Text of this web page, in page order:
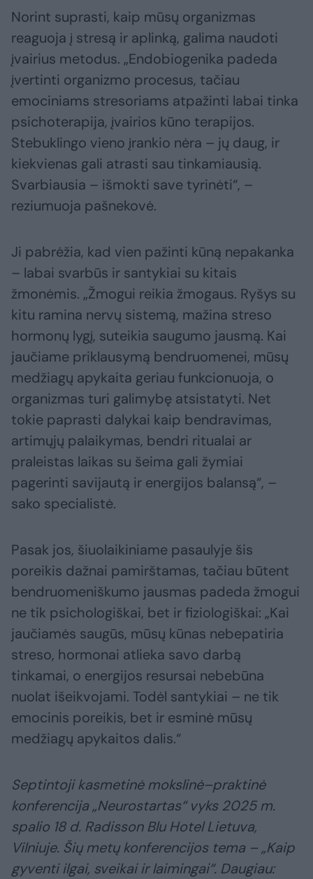
Norint suprasti, kaip mūsų organizmas
reaguoja į stresą ir aplinką, galima naudoti
įvairius metodus. „Endobiogenika padeda
įvertinti organizmo procesus, tačiau
emociniams stresoriams atpažinti labai tinka
psichoterapija, įvairios kūno terapijos.
Stebuklingo vieno įrankio nėra – jų daug, ir
kiekvienas gali atrasti sau tinkamiausią.
Svarbiausia – išmokti save tyrinėti“, –
reziumuoja pašnekovė.
Ji pabrėžia, kad vien pažinti kūną nepakanka
– labai svarbūs ir santykiai su kitais
žmonėmis. „Žmogui reikia žmogaus. Ryšys su
kitu ramina nervų sistemą, mažina streso
hormonų lygį, suteikia saugumo jausmą. Kai
jaučiame priklausymą bendruomenei, mūsų
medžiagų apykaita geriau funkcionuoja, o
organizmas turi galimybę atsistatyti. Net
tokie paprasti dalykai kaip bendravimas,
artimųjų palaikymas, bendri ritualai ar
praleistas laikas su šeima gali žymiai
pagerinti savijautą ir energijos balansą“, –
sako specialistė.
Pasak jos, šiuolaikiniame pasaulyje šis
poreikis dažnai pamirštamas, tačiau būtent
bendruomeniškumo jausmas padeda žmogui
ne tik psichologiškai, bet ir fiziologiškai: „Kai
jaučiamės saugūs, mūsų kūnas nebepatiria
streso, hormonai atlieka savo darbą
tinkamai, o energijos resursai nebebūna
nuolat išeikvojami. Todėl santykiai – ne tik
emocinis poreikis, bet ir esminė mūsų
medžiagų apykaitos dalis.“
Septintoji kasmetinė mokslinė–praktinė
konferencija „Neurostartas“ vyks 2025 m.
spalio 18 d. Radisson Blu Hotel Lietuva,
Vilniuje. Šių metų konferencijos tema – „Kaip
gyventi ilgai, sveikai ir laimingai“. Daugiau: